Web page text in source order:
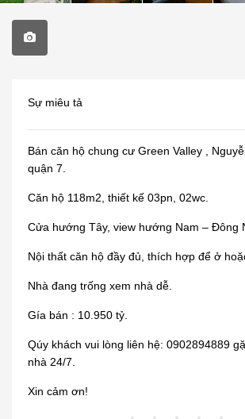
Sự miêu tả
Bán căn hộ chung cư Green Valley ,
quận 7.
Căn hộ 118m2, thiết kế 03pn, 02wc.
Cửa hướng Tây, view hướng Nam – Đông
Nội thất căn hộ đầy đủ, thích hợp để ở
Nhà đang trống xem nhà dễ.
Gía bán : 10.950 tỷ.
Qúy khách vui lòng liên hệ: 0902894889
nhà 24/7.
Xin cảm ơn!